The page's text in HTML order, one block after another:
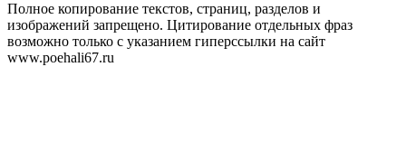
Полное копирование текстов, страниц, разделов и
изображений запрещено. Цитирование отдельных фраз
возможно только с указанием гиперссылки на сайт
www.poehali67.ru